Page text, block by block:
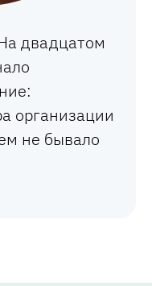
двадцатом
организации
не бывало